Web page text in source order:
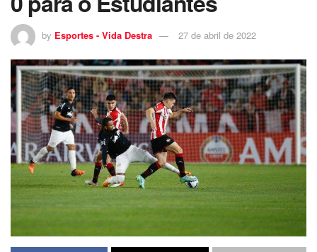
by Esportes - Vida Destra 27 de abril de 2022